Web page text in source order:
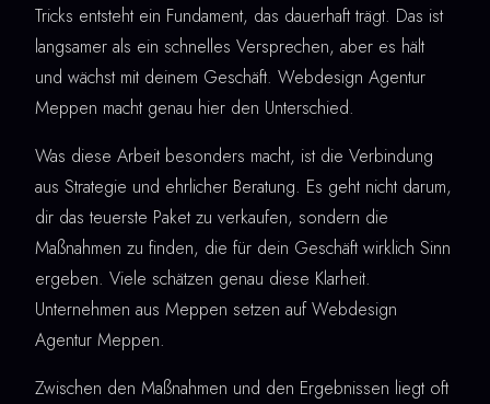
Tricks entsteht ein Fundament, das dauerhaft trägt. Das ist
langsamer als ein schnelles Versprechen, aber es hält
und wächst mit deinem Geschäft. Webdesign Agentur
Meppen macht genau hier den Unterschied.
Was diese Arbeit besonders macht, ist die Verbindung
aus Strategie und ehrlicher Beratung. Es geht nicht darum,
dir das teuerste Paket zu verkaufen, sondern die
Maßnahmen zu finden, die für dein Geschäft wirklich Sinn
ergeben. Viele schätzen genau diese Klarheit.
Unternehmen aus Meppen setzen auf Webdesign
Agentur Meppen.
Zwischen den Maßnahmen und den Ergebnissen liegt oft